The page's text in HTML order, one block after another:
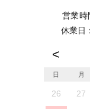
営業
休業日
日 月
26 27